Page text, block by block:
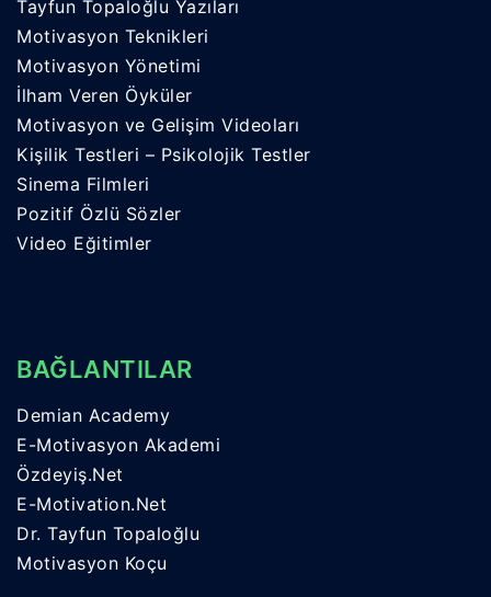
Tayfun Topaloğlu Yazıları
Motivasyon Teknikleri
Motivasyon Yönetimi
İlham Veren Öyküler
Motivasyon ve Gelişim Videoları
Kişilik Testleri – Psikolojik Testler
Sinema Filmleri
Pozitif Özlü Sözler
Video Eğitimler
BAĞLANTILAR
Demian Academy
E-Motivasyon Akademi
Özdeyiş.Net
E-Motivation.Net
Dr. Tayfun Topaloğlu
Motivasyon Koçu